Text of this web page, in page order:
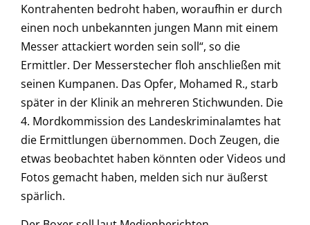
Kontrahenten bedroht haben, woraufhin er durch
einen noch unbekannten jungen Mann mit einem
Messer attackiert worden sein soll“, so die
Ermittler. Der Messerstecher floh anschließen mit
seinen Kumpanen. Das Opfer, Mohamed R., starb
später in der Klinik an mehreren Stichwunden. Die
4. Mordkommission des Landeskriminalamtes hat
die Ermittlungen übernommen. Doch Zeugen, die
etwas beobachtet haben könnten oder Videos und
Fotos gemacht haben, melden sich nur äußerst
spärlich.